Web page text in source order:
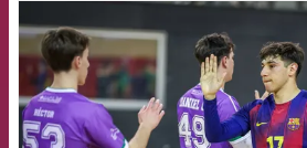
FCB